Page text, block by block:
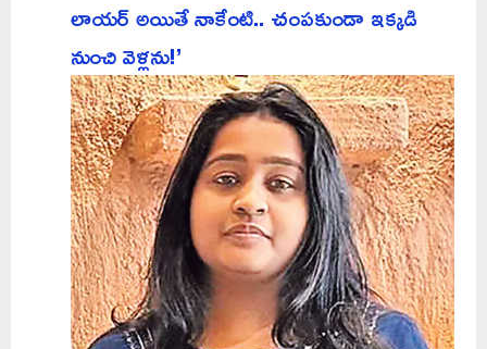
లాయర్ అయితే నాకేంటి.. చంపకుండా ఇక్కడి
నుంచి వెళ్లను!’